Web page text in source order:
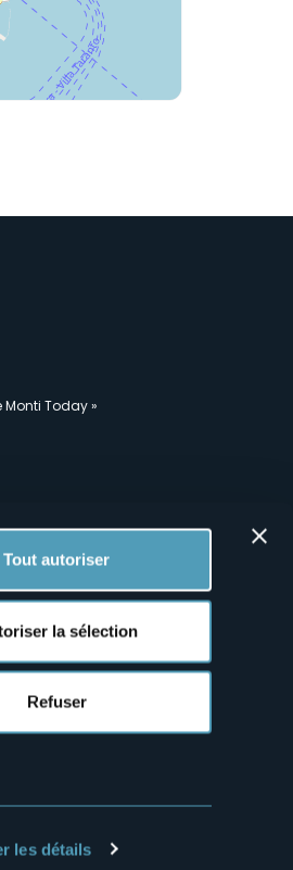
les détails
Tout autoriser
la sélection
Refuser
Monti Today »